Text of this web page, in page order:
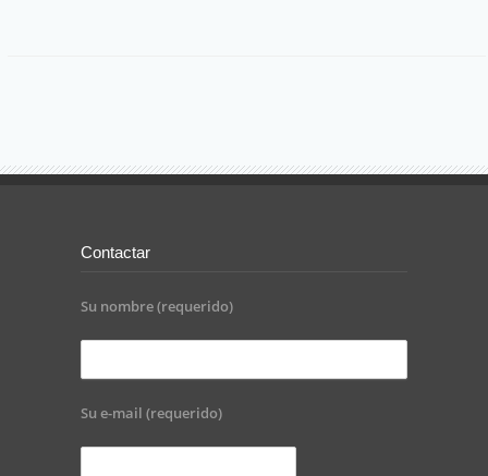
Contactar
Su nombre (requerido)
Su e-mail (requerido)